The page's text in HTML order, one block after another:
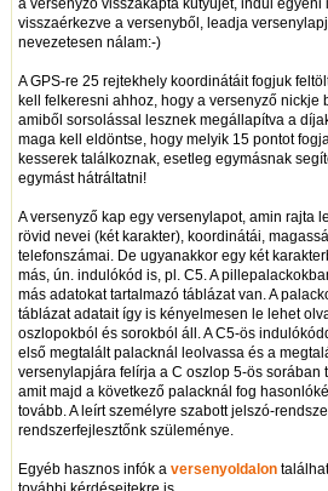
a versenyző visszakapta kütyüjét, indul
visszaérkezve a versenyből, leadja
nevezetesen nálam:-)
A GPS-re 25 rejtekhely koordinátáit fogjuk
kell felkeresni ahhoz, hogy a versenyző
amiből sorsolással lesznek megállapítva a
maga kell eldöntse, hogy melyik 15 pontot
kesserek találkoznak, esetleg egymásnak
egymást hátráltatni!
A versenyző kap egy versenylapot, amin rajta
rövid nevei (két karakter), koordinátái,
telefonszámai. De ugyanakkor egy két
más, ún. indulókód is, pl. C5. A
más adatokat tartalmazó táblázat van. A
táblázat adatait így is kényelmesen le lehet
oszlopokból és sorokból áll. A C5-ös
első megtalált palacknál leolvassa és a
versenylapjára felírja a C oszlop 5-ös sorában
amit majd a következő palacknál fog
tovább. A leírt személyre szabott jelszó-
rendszerfejlesztőnk szüleménye.
Egyéb hasznos infók a versenyoldalon